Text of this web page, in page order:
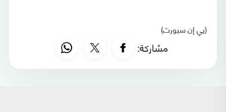
(بي إن سبورت)
مشاركة: